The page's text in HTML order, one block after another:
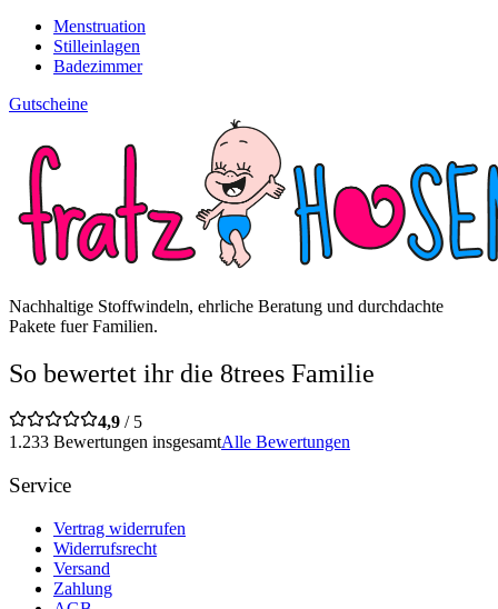
Menstruation
Stilleinlagen
Badezimmer
Gutscheine
Nachhaltige Stoffwindeln, ehrliche Beratung und durchdachte
Pakete fuer Familien.
So bewertet ihr die 8trees Familie
4,9 / 5
1.233 Bewertungen insgesamtAlle Bewertungen
Service
Vertrag widerrufen
Widerrufsrecht
Versand
Zahlung